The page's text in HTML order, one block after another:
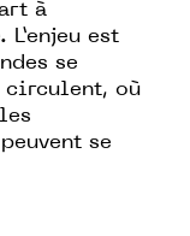
à
est
se
circulent, où
se